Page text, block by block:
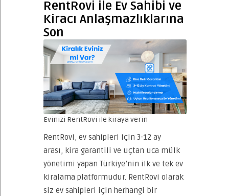
RentRovi ile Ev Sahibi ve
Kiracı Anlaşmazlıklarına
Son
Evinizi RentRovi ile kiraya verin
RentRovi, ev sahipleri için 3-12 ay
arası, kira garantili ve uçtan uca mülk
yönetimi yapan Türkiye’nin ilk ve tek ev
kiralama platformudur. RentRovi olarak
siz ev sahipleri için herhangi bir